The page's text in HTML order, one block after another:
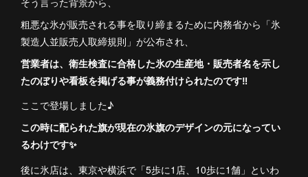
粗悪な氷が販売される事を取り締まるために内務省から「氷
製造人並販売人取締規則」が公布され、
営業者は、衛生検査に合格した氷の生産地・販売者名を示し
たのぼりや看板を掲げる事が義務付けられたのです‼️
ここで登場しました♪
この時に配られた旗が現在の氷旗のデザインの元になってい
るわけです✨
後に氷店は、東京や横浜で「5歩に1店、10歩に1舗」といわ